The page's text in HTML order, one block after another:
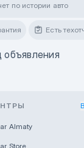
по истории авто
Есть
Almaty
Store